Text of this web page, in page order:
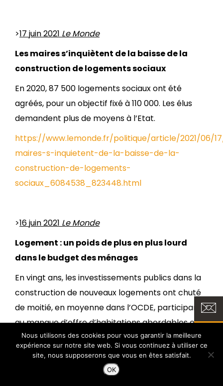
>17 juin 2021 Le Monde
Les maires s’inquiètent de la baisse de la
construction de logements sociaux
En 2020, 87 500 logements sociaux ont été
agréés, pour un objectif fixé à 110 000. Les élus
demandent plus de moyens à l’Etat.
https://www.lemonde.fr/politique/article/2021/06/
maires-s-inquietent-de-la-baisse-de-la-
construction-de-logements-
sociaux_6084538_823448.html
>16 juin 2021 Le Monde
Logement : un poids de plus en plus lourd
dans le budget des ménages
En vingt ans, les investissements publics dans la
construction de nouveaux logements ont chuté
de moitié, en moyenne dans l’OCDE, participant
au manque d’offre d’habitations abordables et
de qualité, selon une étude publiée le 14 juin.
https://www.lemonde.fr/economie/article/2021/
un-poids-de-plus-en-plus-lourd-dans-le-
Nous utilisons des cookies pour vous garantir la meilleure
expérience sur notre site web. Si vous continuez à utiliser ce
site, nous supposerons que vous en êtes satisfait.
OK